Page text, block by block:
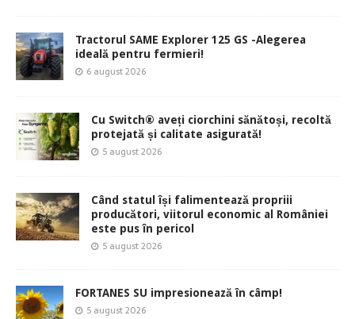
Tractorul SAME Explorer 125 GS -Alegerea
ideală pentru fermieri!
6 august 2026
Cu Switch® aveți ciorchini sănătoși, recoltă
protejată și calitate asigurată!
5 august 2026
Când statul își falimentează propriii
producători, viitorul economic al României
este pus în pericol
5 august 2026
FORTANES SU impresionează în câmp!
5 august 2026